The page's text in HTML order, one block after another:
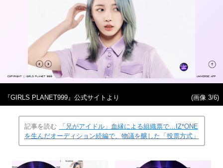
『GIRLS PLANET999』公式サイトより (画像 3/6)
記事を読む
「兄がアイドル」血縁による組織票で…IZ*ONE
を生んだオーディション続編で、物議を醸した「投票方式」